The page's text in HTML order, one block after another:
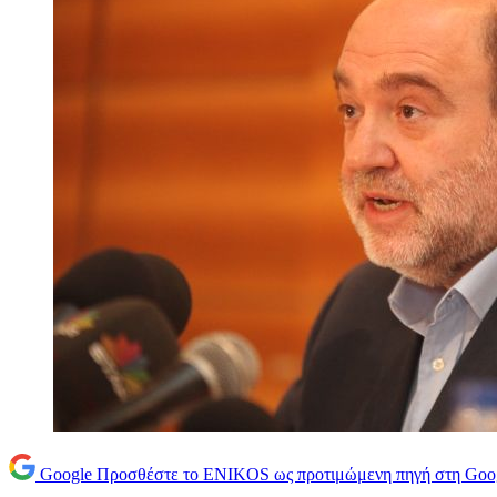
Google Προσθέστε το ENIKOS ως προτιμώμενη πηγή στη